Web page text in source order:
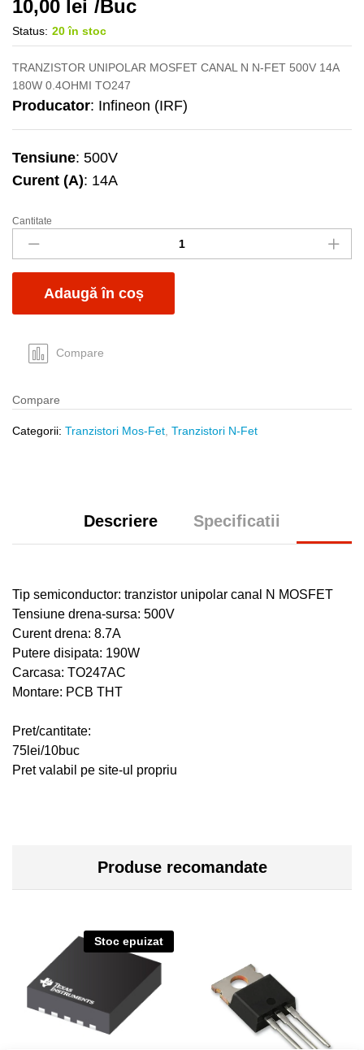
10,00 lei /Buc
Status: 20 în stoc
TRANZISTOR UNIPOLAR MOSFET CANAL N N-FET 500V 14A
180W 0.4OHMI TO247
Producator: Infineon (IRF)
Tensiune: 500V
Curent (A): 14A
IRFP450PBF
quantity
Cantitate
Adaugă în coș
Compare
Compare
Categorii: Tranzistori Mos-Fet Tranzistori N-Fet
Descriere Specificatii
Tip semiconductor: tranzistor unipolar canal N MOSFET
Tensiune drena-sursa: 500V
Curent drena: 8.7A
Putere disipata: 190W
Carcasa: TO247AC
Montare: PCB THT
Pret/cantitate:
75lei/10buc
Pret valabil pe site-ul propriu
Produse recomandate
Stoc epuizat